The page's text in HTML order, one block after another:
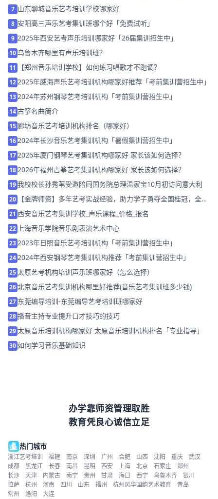
7 山东聊城音乐艺考培训学校哪家好
8 安阳高三声乐艺考集训班哪个好「免费试听」
9 2025年西安艺考声乐培训哪家好「26届集训招生中」
10乌鲁木齐哪里有声乐培训班？
11 【郑州音乐培训学校】如何练习唱歌才不跑调？
122025年威海声乐艺考培训机构哪家好推荐「考前集训营招生中」
132024年苏州钢琴艺考培训机构「考前集训营招生中」
14古筝名曲简介
15 廊坊音乐艺考培训机构排名（哪家好）
162024年长沙音乐艺考集训机构「暑假集训营招生中」
172026年厦门钢琴艺考集训机构哪家好 家长该如何选择？
182026年福州古筝艺考集训机构哪家好 家长该如何选择？
19我校校长孙秀苇受邀陪同国务院总理温家宝10月初访问意大利
20
【金牌师资】多年艺考实战经验，助力学子勇夺全国桂冠，全面
升级4.0教学方案！
21 西安音乐艺考集训学校_声乐课程_价格_报名
22 上海音乐学院音乐剧表演艺术中心
232023年日照音乐艺考培训机构「考前集训营招生中」
242024年西安钢琴艺考集训机构推荐「考前集训营招生中」
25太原艺考机构培训声乐班哪家好（怎么选择）
26北京音乐艺考集训机构哪里好推荐(音乐艺考集训班多少钱)
27 东莞编导培训-东莞编导艺考培训班哪家好
28播音主持专业提升口才技巧的技巧
29太原音乐培训机构哪家好 太原音乐培训机构排名「专业指导」
30如何学习音乐基础知识
办学靠师资管理取胜
教育凭良心诚信立足
热门城市
浙江艺考培训 福建 南京 深圳 广州 合肥 山西 沈阳 重庆
武汉
成都
黑龙江 长春 南昌 昆明 西安 上海 北京 石家庄
郑州
长沙
天津 内蒙古 南宁 贵州 甘肃 海口 西宁 乌鲁木齐
银川
拉萨
杭州 河南 四川 山东 福州 杭州风华国韵艺术教育
青岛
常州
洛阳 大连